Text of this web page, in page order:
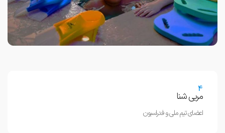
4
مربی شنا
اعضای تیم ملی و فدراسیون